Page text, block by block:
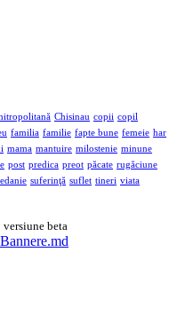
Chisinau copii copil
familia familie fapte bune femeie har
mama mantuire milostenie minune
post predica preot păcate rugăciune
suferinţă suflet tineri viata
versiune beta